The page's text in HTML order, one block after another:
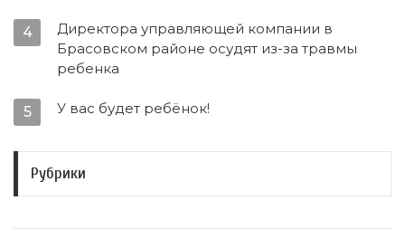
4
Директора управляющей компании в
Брасовском районе осудят из-за травмы
ребенка
5 У вас будет ребёнок!
Рубрики